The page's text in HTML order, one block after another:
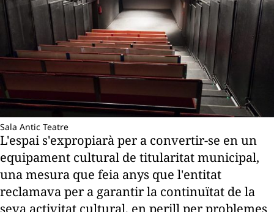
Sala Antic Teatre
L'espai s'expropiarà per a convertir-se en un
equipament cultural de titularitat municipal,
una mesura que feia anys que l'entitat
reclamava per a garantir la continuïtat de la